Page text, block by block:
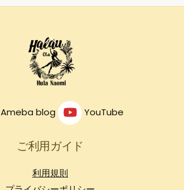
Back
To
Top
Ameba blog YouTube
ご利用ガイド
利用規則